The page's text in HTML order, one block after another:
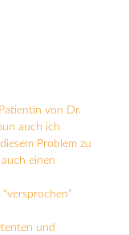
von Dr.
auch ich
Problem zu
einen
und